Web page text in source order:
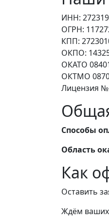
ИНН:
ОГРН:
КПП:
ОКПО:
ОКАТО
ОКТМО
Лицензия №
Способы
Область
Как
Оставить
Ждём ваших